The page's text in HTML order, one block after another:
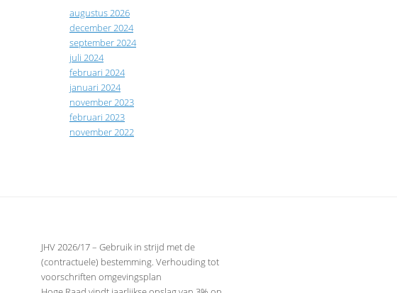
augustus 2026(1)
december 2024(1)
september 2024(1)
juli 2024(1)
februari 2024(1)
januari 2024(1)
november 2023(1)
februari 2023(1)
november 2022(1)
JHV 2026/17 – Gebruik in strijd met de
(contractuele) bestemming. Verhouding tot
voorschriften omgevingsplan